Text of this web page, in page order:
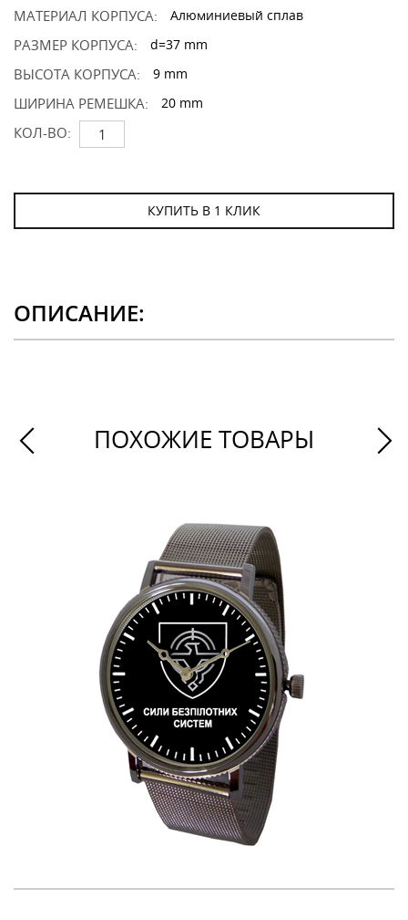
МАТЕРИАЛ КОРПУСА: Алюминиевый сплав
РАЗМЕР КОРПУСА: d=37 mm
ВЫСОТА КОРПУСА: 9 mm
ШИРИНА РЕМЕШКА: 20 mm
КОЛ-ВО:
КУПИТЬ В 1 КЛИК
ОПИСАНИЕ:
ПОХОЖИЕ ТОВАРЫ